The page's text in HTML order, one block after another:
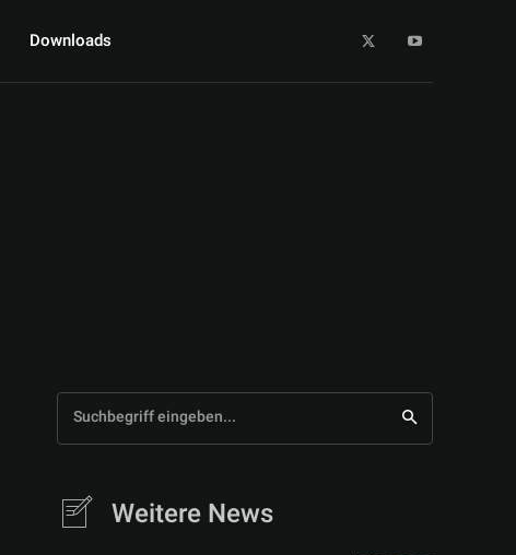
Downloads
Suchbegriff eingeben...
Weitere News